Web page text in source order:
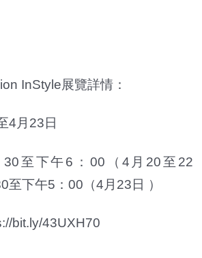
InStyle展覽詳情：
4月23日
至下午6：00（4月20至22
至下午5：00（4月23日 ）
bit.ly/43UXH70